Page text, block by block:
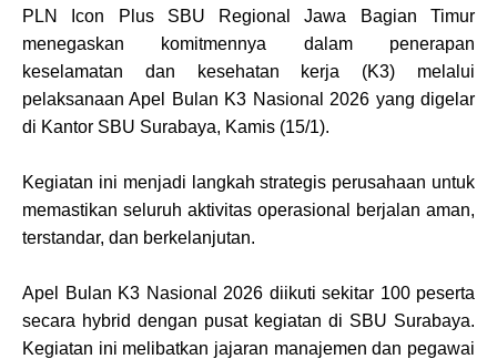
PLN Icon Plus SBU Regional Jawa Bagian Timur
menegaskan komitmennya dalam penerapan
keselamatan dan kesehatan kerja (K3) melalui
pelaksanaan Apel Bulan K3 Nasional 2026 yang digelar
di Kantor SBU Surabaya, Kamis (15/1).
Kegiatan ini menjadi langkah strategis perusahaan untuk
memastikan seluruh aktivitas operasional berjalan aman,
terstandar, dan berkelanjutan.
Apel Bulan K3 Nasional 2026 diikuti sekitar 100 peserta
secara hybrid dengan pusat kegiatan di SBU Surabaya.
Kegiatan ini melibatkan jajaran manajemen dan pegawai